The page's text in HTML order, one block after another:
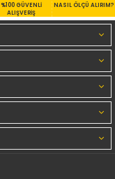
%100 GÜVENLİ
ALIŞVERİŞ
NASIL ÖLÇÜ ALIRIM?